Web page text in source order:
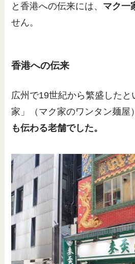
と香港への伝来には、 マク一
せん。
香港への伝来
広州で19世紀から繁盛した
家」（マク家のワンタン麺屋）
も伝わる老舗でした。